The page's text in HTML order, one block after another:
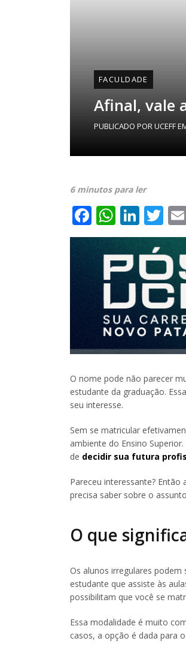
FACULDADE
Afinal, vale
PUBLICADO PORUCEFF
6 minutos para ler
Facebook
O nome pode não parecer
estudante da graduação.
seu interesse.
Sem se matricular
ambiente do Ensino
de decidir sua futura
Pareceu interessante?
precisa saber sobre o
O que
Os alunos irregulares
estudante que assiste às
possibilitam que você se
Essa modalidade é muito
casos, a opção é dada para